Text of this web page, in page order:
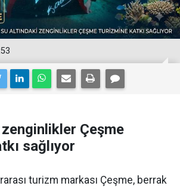
Çeşme
sağlıyor
turizm markası Çeşme, berrak